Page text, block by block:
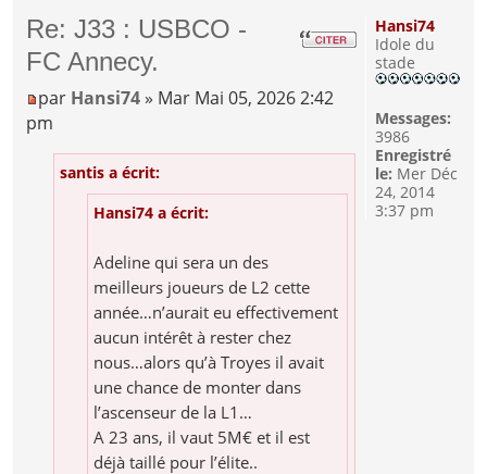
Re: J33 : USBCO -
FC Annecy.
par Hansi74 » Mar Mai 05, 2026 2:42
pm
santis a écrit:
Hansi74 a écrit:
Adeline qui sera un des
meilleurs joueurs de L2 cette
année…n’aurait eu effectivement
aucun intérêt à rester chez
nous…alors qu’à Troyes il avait
une chance de monter dans
l’ascenseur de la L1…
A 23 ans, il vaut 5M€ et il est
déjà taillé pour l’élite..
Hansi74
Idole du
stade
Messages:
3986
Enregistré
le: Mer Déc
24, 2014
3:37 pm